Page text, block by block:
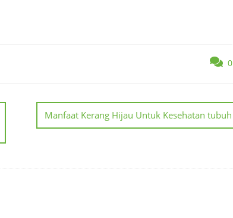
0
Manfaat Kerang Hijau Untuk Kesehatan tubuh